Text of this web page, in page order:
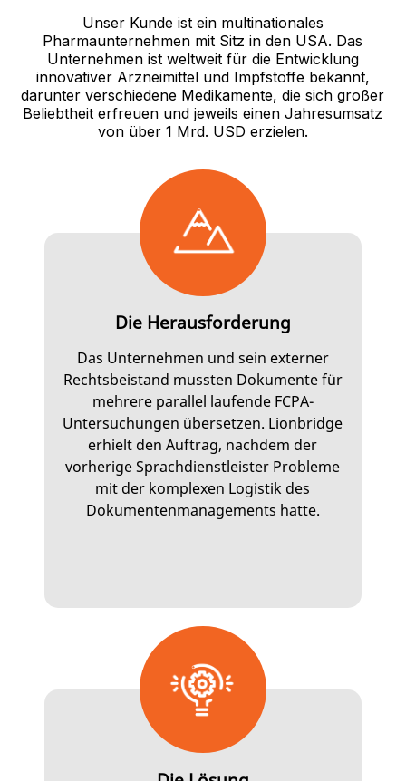
Unser Kunde ist ein multinationales
Pharmaunternehmen mit Sitz in den USA. Das
Unternehmen ist weltweit für die Entwicklung
innovativer Arzneimittel und Impfstoffe bekannt,
darunter verschiedene Medikamente, die sich großer
Beliebtheit erfreuen und jeweils einen Jahresumsatz
von über 1 Mrd. USD erzielen.
Die Herausforderung
Das Unternehmen und sein externer
Rechtsbeistand mussten Dokumente für
mehrere parallel laufende FCPA-
Untersuchungen übersetzen. Lionbridge
erhielt den Auftrag, nachdem der
vorherige Sprachdienstleister Probleme
mit der komplexen Logistik des
Dokumentenmanagements hatte.